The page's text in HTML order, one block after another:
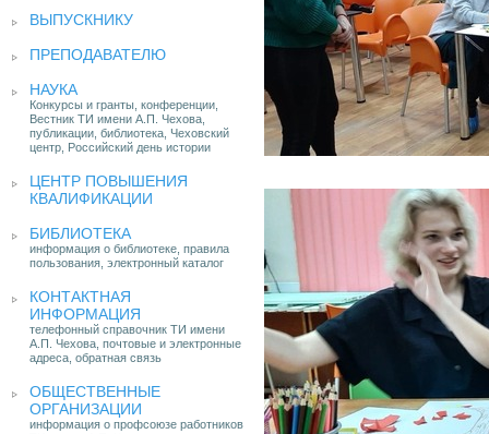
ВЫПУСКНИКУ
ПРЕПОДАВАТЕЛЮ
НАУКА
Конкурсы и гранты, конференции,
Вестник ТИ имени А.П. Чехова,
публикации, библиотека, Чеховский
центр, Российский день истории
ЦЕНТР ПОВЫШЕНИЯ
КВАЛИФИКАЦИИ
БИБЛИОТЕКА
информация о библиотеке, правила
пользования, электронный каталог
КОНТАКТНАЯ
ИНФОРМАЦИЯ
телефонный справочник ТИ имени
А.П. Чехова, почтовые и электронные
адреса, обратная связь
ОБЩЕСТВЕННЫЕ
ОРГАНИЗАЦИИ
информация о профсоюзе работников